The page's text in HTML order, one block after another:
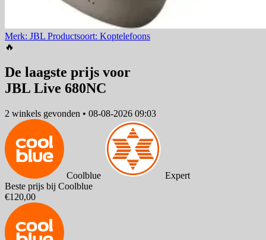
Merk: JBL Productsoort: Koptelefoons
🔥
De laagste prijs voor
JBL Live 680NC
2 winkels gevonden • 08-08-2026 09:03
Coolblue
Expert
Beste prijs bij Coolblue
€120,00